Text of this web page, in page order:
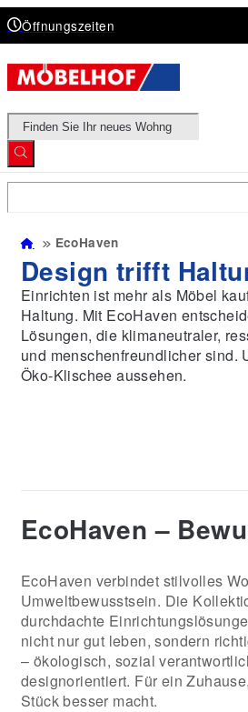
Öffnungszeiten
Products
search
EcoHaven
Design trifft
Einrichten ist mehr als Möbel
Haltung. Mit EcoHaven
Lösungen, die klimaneutraler,
und menschenfreundlicher sind.
Öko-Klischee aussehen.
EcoHaven –
EcoHaven verbindet stilvolles
Umweltbewusstsein. Die
durchdachte
nicht nur gut leben, sondern
– ökologisch, sozial
designorientiert. Für ein
Stück besser macht.